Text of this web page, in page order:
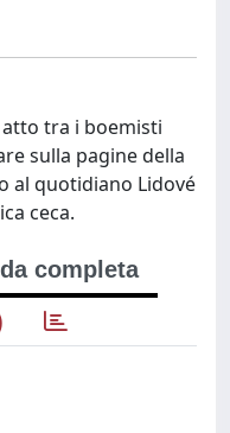
tra i boemisti
sulla pagine della
al quotidiano Lidové
ceca.
completa